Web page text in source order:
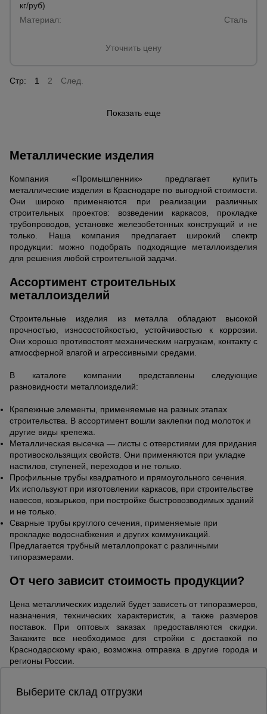
кг/руб)
Материал:
Сталь
Уточнить цену
Стр: 1 2 След.
Показать еще
Металлические изделия
Компания «Промышленник» предлагает купить
металлические изделия в Краснодаре по выгодной стоимости.
Они широко применяются при реализации различных
строительных проектов: возведении каркасов, прокладке
трубопроводов, установке железобетонных конструкций и не
только. Наша компания предлагает широкий спектр
продукции: можно подобрать подходящие металлоизделия
для решения любой строительной задачи.
Ассортимент строительных
металлоизделий
Строительные изделия из металла обладают высокой
прочностью, износостойкостью, устойчивостью к коррозии.
Они хорошо противостоят механическим нагрузкам, контакту с
атмосферной влагой и агрессивными средами.
В каталоге компании представлены следующие
разновидности металлоизделий:
Крепежные элементы, применяемые на разных этапах
строительства. В ассортимент вошли заклепки под молоток и
другие виды крепежа.
Металлическая высечка — листы с отверстиями для придания
противоскользящих свойств. Они применяются при укладке
настилов, ступеней, переходов и не только.
Профильные трубы квадратного и прямоугольного сечения.
Их используют при изготовлении каркасов, при строительстве
навесов, козырьков, при постройке быстровозводимых зданий
и не только.
Сварные трубы круглого сечения, применяемые при
прокладке водоснабжения и других коммуникаций.
Предлагается трубный металлопрокат с различными
типоразмерами.
От чего зависит стоимость продукции?
Цена металлических изделий будет зависеть от типоразмеров,
назначения, технических характеристик, а также размеров
поставок. При оптовых заказах предоставляются скидки.
Закажите все необходимое для стройки с доставкой по
Краснодарскому краю, возможна отправка в другие города и
регионы России.
Выберите склад отгрузки